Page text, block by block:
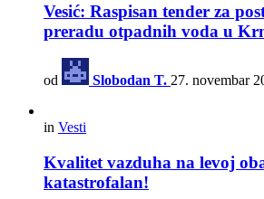
Vesić: Raspisan tender za
preradu otpadnih voda u
od Slobodan T. 27. novembar
in Vesti
Kvalitet vazduha na levoj
katastrofalan!